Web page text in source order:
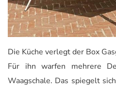
Die Küche verlegt der Box
Für ihn warfen mehrere
Waagschale. Das spiegelt